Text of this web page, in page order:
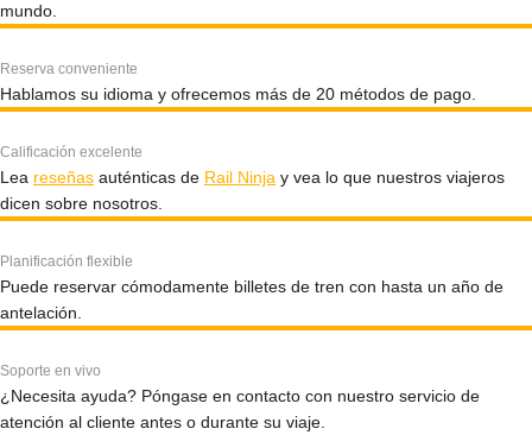
mundo.
Reserva conveniente
Hablamos su idioma y ofrecemos más de 20 métodos de pago.
Calificación excelente
Lea reseñas auténticas de Rail Ninja y vea lo que nuestros viajeros
dicen sobre nosotros.
Planificación flexible
Puede reservar cómodamente billetes de tren con hasta un año de
antelación.
Soporte en vivo
¿Necesita ayuda? Póngase en contacto con nuestro servicio de
atención al cliente antes o durante su viaje.